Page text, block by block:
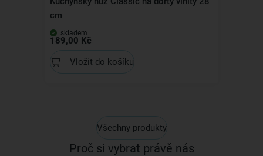
cm
skladem
189,00 Kč
Vložit do košíku
Všechny produkty
Proč si vybrat právě nás